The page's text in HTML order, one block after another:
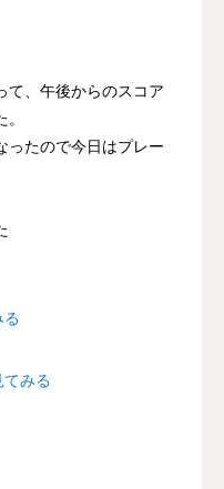
て、午後からのスコア
ったので今日はプレー
る
みる